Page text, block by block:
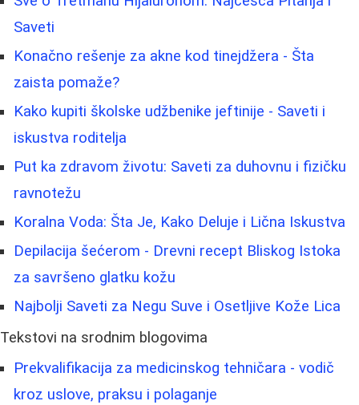
Saveti
Konačno rešenje za akne kod tinejdžera - Šta
zaista pomaže?
Kako kupiti školske udžbenike jeftinije - Saveti i
iskustva roditelja
Put ka zdravom životu: Saveti za duhovnu i fizičku
ravnotežu
Koralna Voda: Šta Je, Kako Deluje i Lična Iskustva
Depilacija šećerom - Drevni recept Bliskog Istoka
za savršeno glatku kožu
Najbolji Saveti za Negu Suve i Osetljive Kože Lica
Tekstovi na srodnim blogovima
Prekvalifikacija za medicinskog tehničara - vodič
kroz uslove, praksu i polaganje